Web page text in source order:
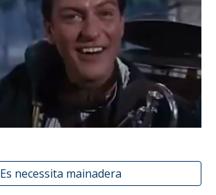
Es necessita mainadera